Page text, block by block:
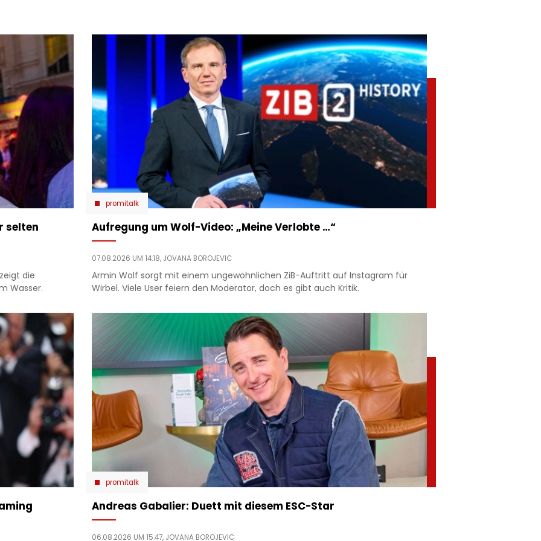
selten
die
Wasser.
promitalk
Aufregung um Wolf-Video: „Meine Verlobte …“
07.08.2026 UM 14:18, JOVANA BOROJEVIC
Armin Wolf sorgt mit einem ungewöhnlichen ZiB-Auftritt auf Instagram für
Wirbel. Viele User feiern den Moderator, doch es gibt auch Kritik.
promitalk
Andreas Gabalier: Duett mit diesem ESC-Star
06.08.2026 UM 15:47, JOVANA BOROJEVIC